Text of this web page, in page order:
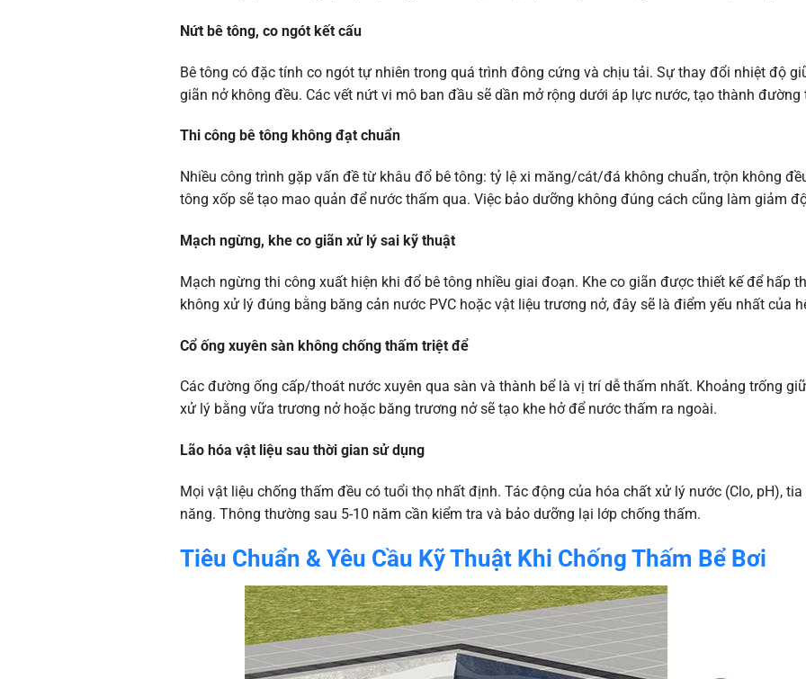
Nứt bê tông, co ngót kết cấu
Bê tông có đặc tính co ngót tự nhiên trong quá trình đông cứng và chịu tải. Sự thay đổi nhiệt độ
giãn nở không đều. Các vết nứt vi mô ban đầu sẽ dần mở rộng dưới áp lực nước, tạo thành đường
Thi công bê tông không đạt chuẩn
Nhiều công trình gặp vấn đề từ khâu đổ bê tông: tỷ lệ xi măng/cát/đá không chuẩn, trộn không
tông xốp sẽ tạo mao quản để nước thấm qua. Việc bảo dưỡng không đúng cách cũng làm giảm
Mạch ngừng, khe co giãn xử lý sai kỹ thuật
Mạch ngừng thi công xuất hiện khi đổ bê tông nhiều giai đoạn. Khe co giãn được thiết kế để hấp
không xử lý đúng bằng băng cản nước PVC hoặc vật liệu trương nở, đây sẽ là điểm yếu nhất của
Cổ ống xuyên sàn không chống thấm triệt để
Các đường ống cấp/thoát nước xuyên qua sàn và thành bể là vị trí dễ thấm nhất. Khoảng trống
xử lý bằng vữa trương nở hoặc băng trương nở sẽ tạo khe hở để nước thấm ra ngoài.
Lão hóa vật liệu sau thời gian sử dụng
Mọi vật liệu chống thấm đều có tuổi thọ nhất định. Tác động của hóa chất xử lý nước (Clo, pH),
năng. Thông thường sau 5-10 năm cần kiểm tra và bảo dưỡng lại lớp chống thấm.
Tiêu Chuẩn & Yêu Cầu Kỹ Thuật Khi Chống Thấm Bể Bơi